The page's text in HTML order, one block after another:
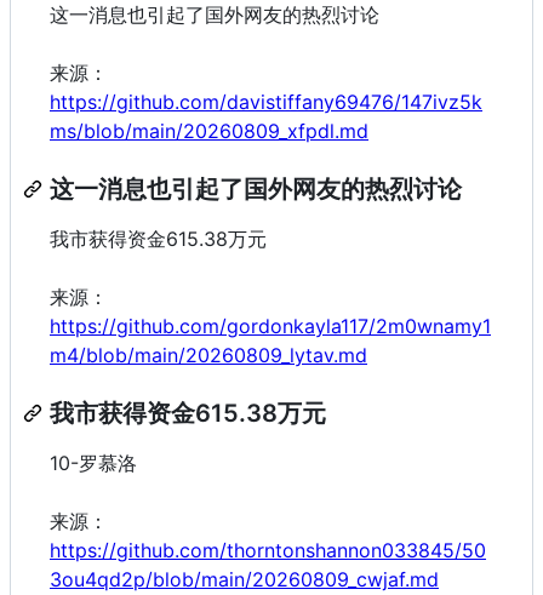
这一消息也引起了国外网友的热烈讨论
来源：
https://github.com/davistiffany69476/147ivz5k
ms/blob/main/20260809_xfpdl.md
这一消息也引起了国外网友的热烈讨论
我市获得资金615.38万元
来源：
https://github.com/gordonkayla117/2m0wnamy1
m4/blob/main/20260809_lytav.md
我市获得资金615.38万元
10-罗慕洛
来源：
https://github.com/thorntonshannon033845/50
3ou4qd2p/blob/main/20260809_cwjaf.md